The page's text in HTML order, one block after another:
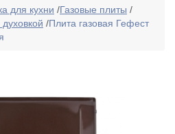
для кухни /Газовые плиты /
/Плита газовая Гефест